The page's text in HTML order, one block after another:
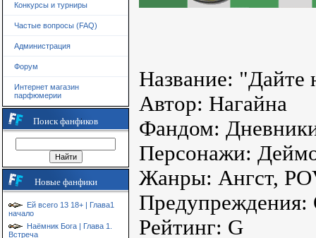
Конкурсы и турниры
Частые вопросы (FAQ)
Администрация
Форум
Интернет магазин
парфюмерии
Поиск фанфиков
Новые фанфики
Ей всего 13 18+ | Глава1
начало
Наёмник Бога | Глава 1.
Встреча
Название: "Дайте
Автор: Нагайна
Фандом:
Персонажи:
Жанры: Ангст,
Предупреждения:
Рейтинг: G